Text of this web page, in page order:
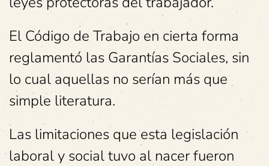
El Código de Trabajo en cierta forma
reglamentó las Garantías Sociales, sin
lo cual aquellas no serían más que
simple literatura.
Las limitaciones que esta legislación
laboral y social tuvo al nacer fueron